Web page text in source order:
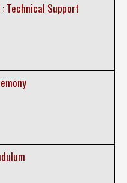
Technical Support